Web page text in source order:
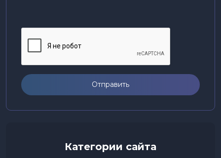
Отправить
Категории сайта